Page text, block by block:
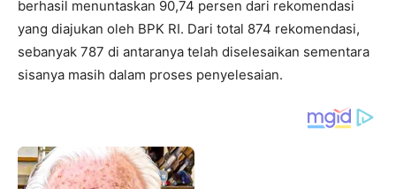
berhasil menuntaskan 90,74 persen dari rekomendasi
yang diajukan oleh BPK RI. Dari total 874 rekomendasi,
sebanyak 787 di antaranya telah diselesaikan sementara
sisanya masih dalam proses penyelesaian.